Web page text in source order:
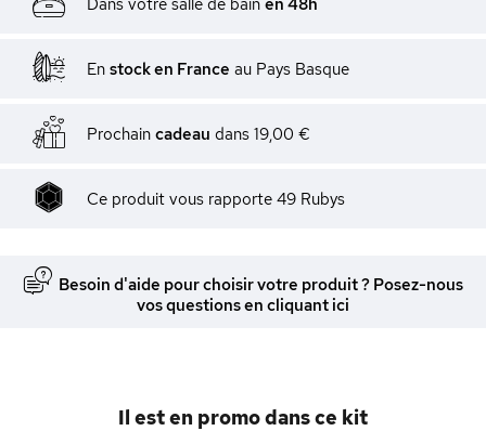
En stock en France au Pays Basque
Prochain cadeau dans 19,00 €
Ce produit vous rapporte 49 Rubys
Besoin d'aide pour choisir votre produit ? Posez-nous
vos questions en cliquant ici
Il est en promo dans ce kit